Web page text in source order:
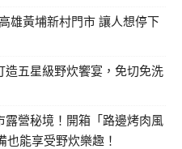
雄黃埔新村門市 讓人想停下
五星級野炊饗宴，免切免洗
露營秘境！開箱「路邊烤肉風
能享受野炊樂趣！